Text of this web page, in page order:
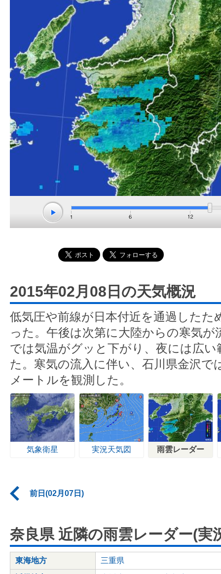
2015年02月08日の天気概況
低気圧や前線が日本付近を通過したた
った。午後は次第に大陸からの寒気が
では気温がグッと下がり、夜には広
た。寒気の流入に伴い、石川県金沢で
メートルを観測した。
気象衛星 実況天気図 雨雲レーダー
前日(02月07日)
奈良県 近隣の雨雲レーダー(実
東海地方 三重県